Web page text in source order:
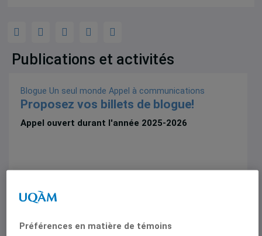
Publications et activités
Blogue Un seul monde Appel à communications
Proposez vos billets de blogue!
Appel ouvert durant l'année 2025-2026
Préférences en matière de témoins